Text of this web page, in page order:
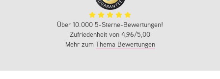
Über 10.000 5-Sterne-Bewertungen!
Zufriedenheit von 4,96/5,00
Mehr zum Thema Bewertungen